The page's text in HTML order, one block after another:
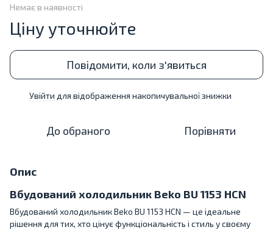
Немає в наявності
Ціну уточнюйте
Повідомити, коли з'явиться
Увійти для відображення накопичувальної знижки
До обраного Порівняти
Опис
Вбудований холодильник Beko BU 1153 HCN
Вбудований холодильник Beko BU 1153 HCN — це ідеальне
рішення для тих, хто цінує функціональність і стиль у своєму